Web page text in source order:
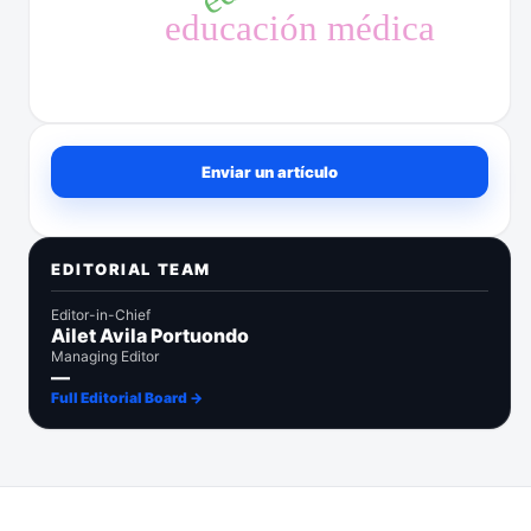
educación médica
Enviar un artículo
Enviar un artículo
EDITORIAL TEAM
Editor-in-Chief
Ailet Avila Portuondo
Managing Editor
—
Full Editorial Board →